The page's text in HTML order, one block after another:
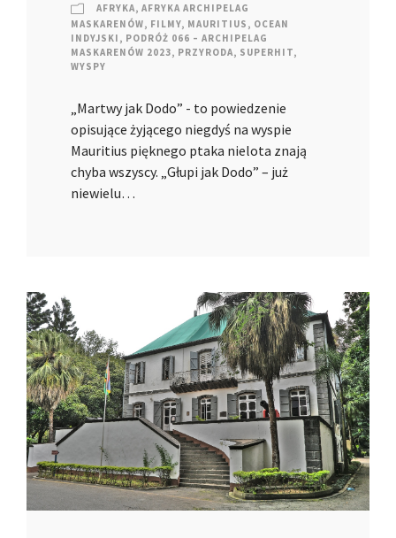
AFRYKA, AFRYKA ARCHIPELAG
MASKARENÓW, FILMY, MAURITIUS , OCEAN
INDYJSKI , PODRÓŻ 066 – ARCHIPELAG
MASKARENÓW 2023, PRZYRODA, SUPERHIT,
WYSPY
„Martwy jak Dodo” - to powiedzenie
opisujące żyjącego niegdyś na wyspie
Mauritius pięknego ptaka nielota znają
chyba wszyscy. „Głupi jak Dodo” – już
niewielu…